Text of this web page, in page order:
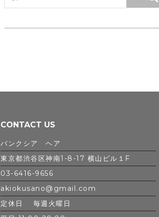
CONTACT US
バンクシア ヘア
東京都渋谷区神南1-8-17 横山ビル１F
03-6416-9656
akiokusano@gmail.com
定休日 毎週火曜日